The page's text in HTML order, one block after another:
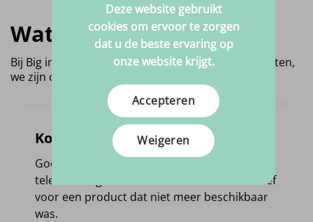
Wat vinden anderen?
Bij Big in Fabric krijgen we graag feedback van klanten,
we zijn dan ook trots op de score die we behalen!
Koen Wouters
Goede afhandeling van de bestelling. Werd
telefonisch gecontacteerd met een alternatief
voor een product dat niet meer beschikbaar
was.
Deze website gebruikt
cookies om ervoor te zorgen
dat u de beste ervaring op
onze website krijgt.
Accepteren
Weigeren